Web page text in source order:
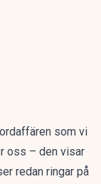
som vi
oss – den visar
redan ringar på